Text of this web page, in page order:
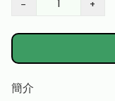
− +
簡介